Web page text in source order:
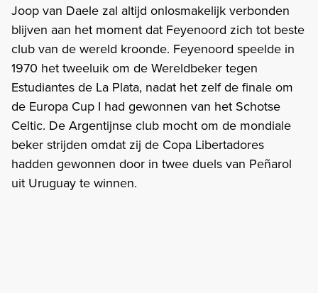
Joop van Daele zal altijd onlosmakelijk verbonden
blijven aan het moment dat Feyenoord zich tot beste
club van de wereld kroonde. Feyenoord speelde in
1970 het tweeluik om de Wereldbeker tegen
Estudiantes de La Plata, nadat het zelf de finale om
de Europa Cup I had gewonnen van het Schotse
Celtic. De Argentijnse club mocht om de mondiale
beker strijden omdat zij de Copa Libertadores
hadden gewonnen door in twee duels van Peñarol
uit Uruguay te winnen.